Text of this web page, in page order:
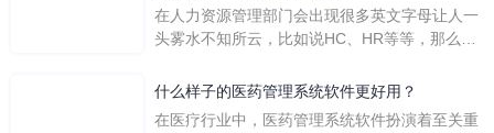
在人力资源管理部门会出现很多英文字母让人一
头雾水不知所云，比如说HC、HR等等，那么它
么呢？
什么样子的医药管理系统软件更好用？
在医疗行业中，医药管理系统软件扮演着至关重